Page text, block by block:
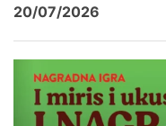
20/07/2026